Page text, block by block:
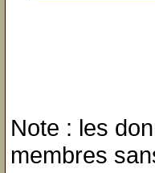
Note : les
membres